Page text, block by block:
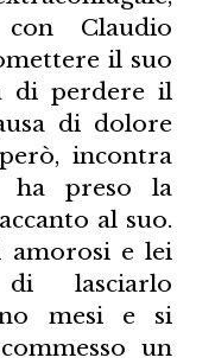
Claudio
il suo
di perdere il
di dolore
incontra
ha preso la
al suo.
amorosi e lei
lasciarlo
mesi e si
un